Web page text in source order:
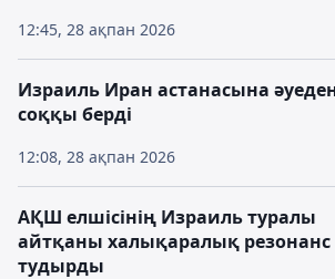
12:45, 28 ақпан 2026
12:08, 28 ақпан 2026
Израиль Иран астанасына
соққы берді
АҚШ елшісінің Израиль туралы
айтқаны халықаралық резонанс
тудырды